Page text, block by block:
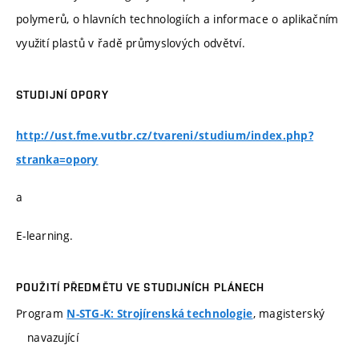
polymerů, o hlavních technologiích a informace o aplikačním
využití plastů v řadě průmyslových odvětví.
STUDIJNÍ OPORY
http://ust.fme.vutbr.cz/tvareni/studium/index.php?
stranka=opory
a
E-learning.
POUŽITÍ PŘEDMĚTU VE STUDIJNÍCH PLÁNECH
Program N-STG-K: Strojírenská technologie, magisterský
navazující